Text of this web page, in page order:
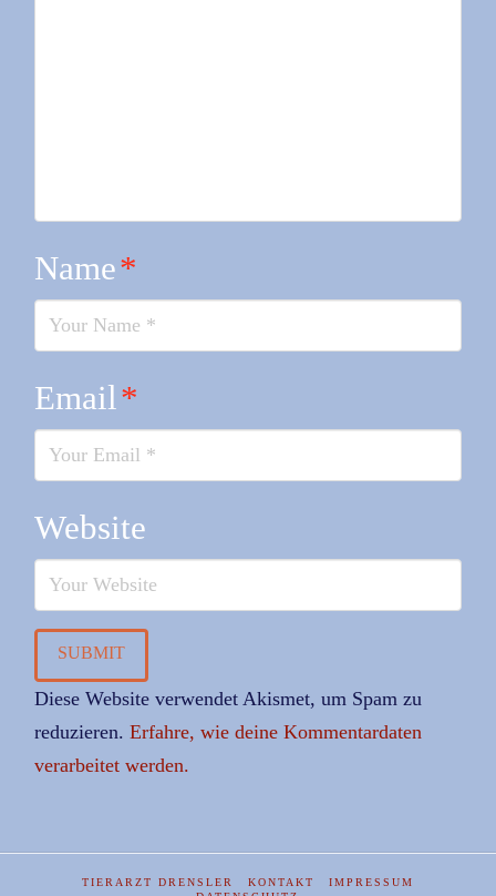
Name*
Email*
Website
Diese Website verwendet Akismet, um Spam zu
reduzieren.Erfahre, wie deine Kommentardaten
verarbeitet werden.
TIERARZT DRENSLER KONTAKT
IMPRESSUM